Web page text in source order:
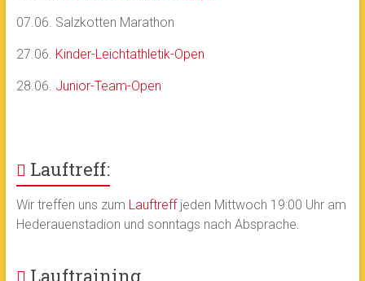
07.06. Salzkotten Marathon
27.06. Kinder-Leichtathletik-Open
28.06. Junior-Team-Open
Lauftreff:
Wir treffen uns zum Lauftreffjeden Mittwoch 19:00 Uhr am
Hederauenstadion und sonntags nach Absprache.
Lauftraining